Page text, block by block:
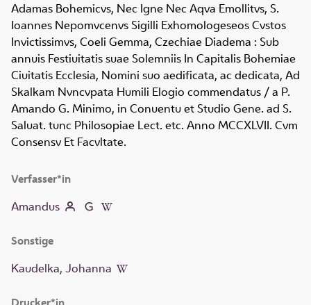
Adamas Bohemicvs, Nec Igne Nec Aqva Emollitvs, S.
Ioannes Nepomvcenvs Sigilli Exhomologeseos Cvstos
Invictissimvs, Coeli Gemma, Czechiae Diadema : Sub
annuis Festiuitatis suae Solemniis In Capitalis Bohemiae
Ciuitatis Ecclesia, Nomini suo aedificata, ac dedicata, Ad
Skalkam Nvncvpata Humili Elogio commendatus / a P.
Amando G. Minimo, in Conuentu et Studio Gene. ad S.
Saluat. tunc Philosopiae Lect. etc. Anno MCCXLVII. Cvm
Consensv Et Facvltate.
Verfasser*in
Amandus
Sonstige
Kaudelka, Johanna